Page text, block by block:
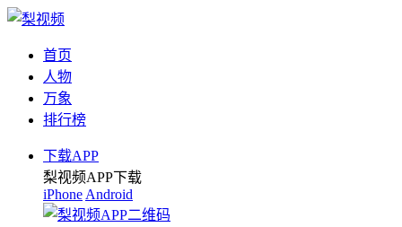
首页
人物
万象
排行榜
下载APP
梨视频APP下载
iPhone Android